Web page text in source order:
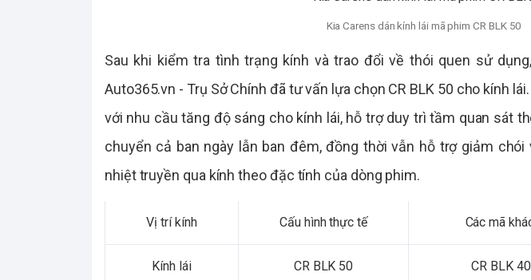
Kia Carens dán kính lái mã phim CR BLK 50
Sau khi kiểm tra tình trạng kính và trao đổi về thói quen sử
Auto365.vn - Trụ Sở Chính đã tư vấn lựa chọn CR BLK 50 cho kính
với nhu cầu tăng độ sáng cho kính lái, hỗ trợ duy trì tầm quan sát
chuyển cả ban ngày lẫn ban đêm, đồng thời vẫn hỗ trợ giảm chói
nhiệt truyền qua kính theo đặc tính của dòng phim.
Vị trí kính Cấu hình thực tế Các mã
Kính lái CR BLK 50 CR BLK